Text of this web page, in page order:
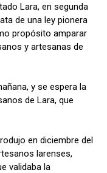
Lara, en segunda
de una ley pionera
propósito amparar
y artesanas de
y se espera la
de Lara, que
en diciembre del
larenses,
validaba la